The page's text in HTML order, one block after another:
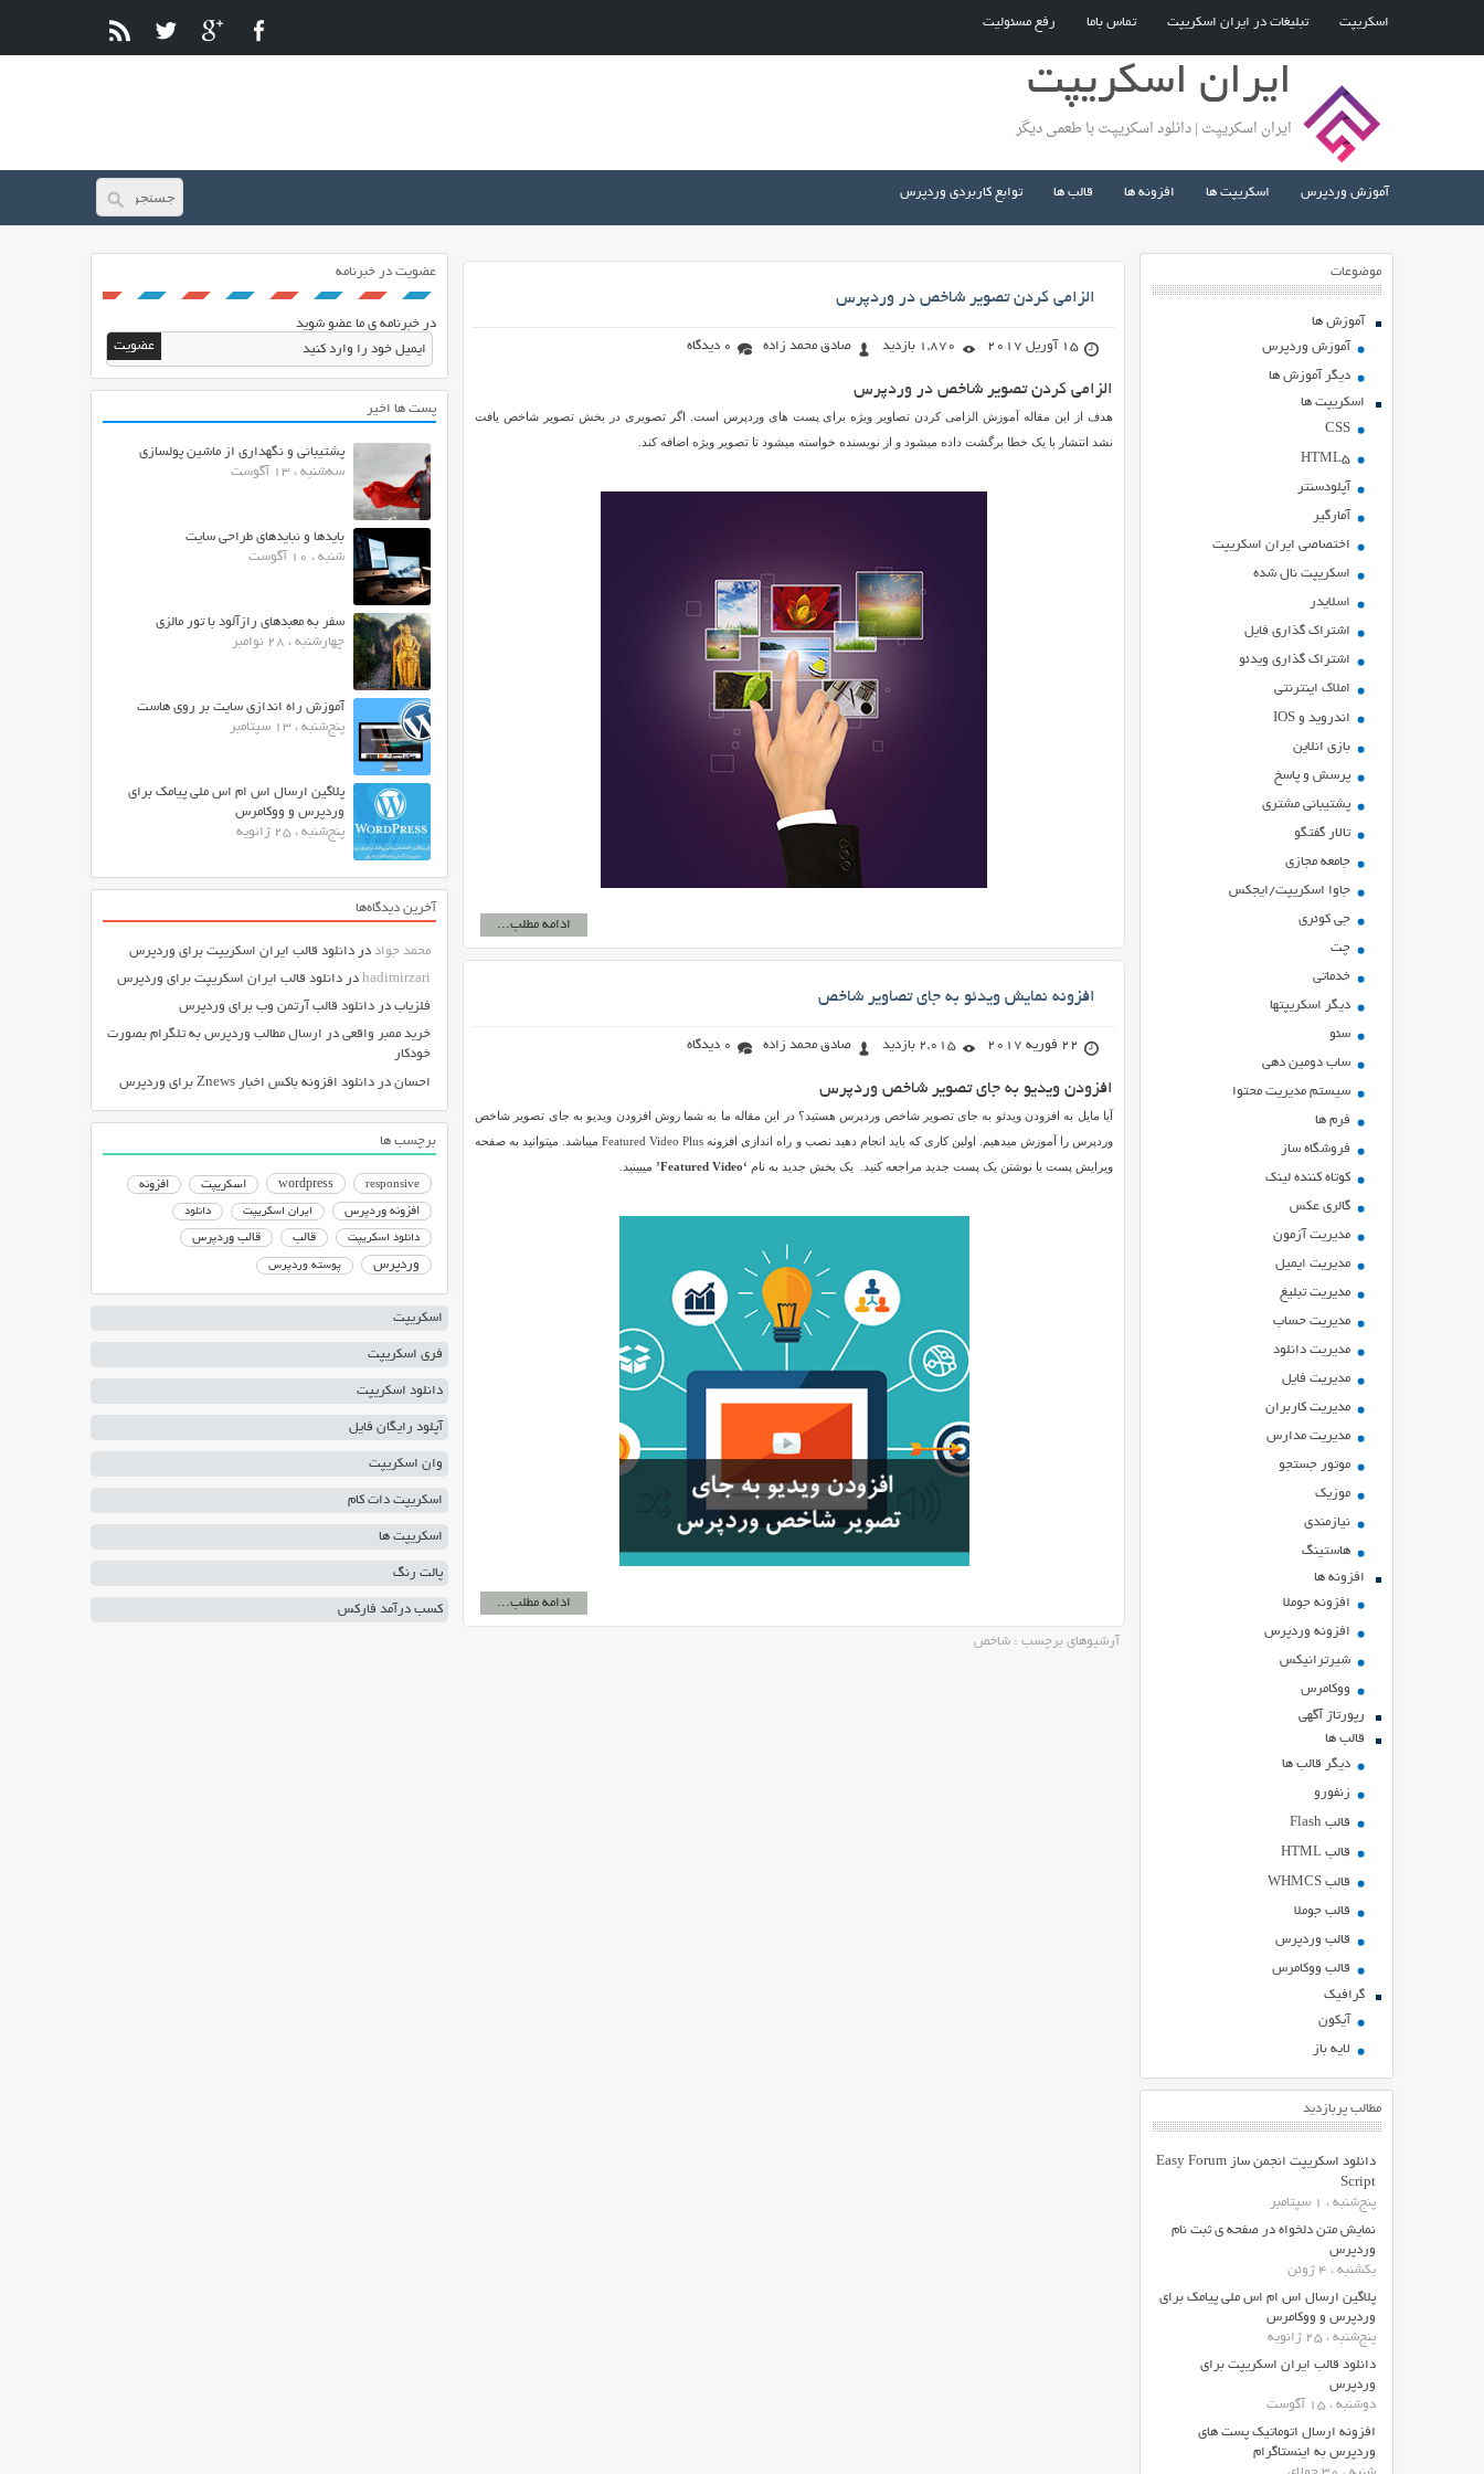
اسکریپت تبلیغات در ایران اسکریپت تماس باما رفع مسئولیت
ایران اسکریپت
ایران اسکریپت | دانلود اسکریپت با طعمی دیگر
آموزش وردپرس اسکریپت ها افزونه ها قالب ها توابع کاربردی وردپرس
موضوعات
آموزش ها
آموزش وردپرس
دیگر آموزش ها
اسکریپت ها
CSS
HTML5
آپلودسنتر
آمارگیر
اختصاصی ایران اسکریپت
اسکریپت نال شده
اسلایدر
اشتراك گذاري فايل
اشتراک گذاری ویدئو
املاک اینترنتی
اندروید و IOS
بازي انلاين
پرسش و پاسخ
پشتیبانی مشتری
تالار گفتگو
جامعه مجازی
جاوا اسکریپت/ایجکس
جی کوئری
چت
خدماتی
ديگر اسكريپتها
سئو
ساب دومین دهی
سیستم مدیریت محتوا
فرم ها
فروشگاه ساز
کوتاه کننده لینک
گالری عکس
مدیریت آزمون
مدیریت ایمیل
مدیریت تبلیغ
مدیریت حساب
مدیریت دانلود
مدیریت فایل
مدیریت کاربران
مدیریت مدارس
موتور جستجو
موزیک
نیازمندی
هاستينگ
افزونه ها
افزونه جوملا
افزونه وردپرس
شیرترانیکس
ووکامرس
رپورتاژ آگهی
قالب ها
دیگر قالب ها
زنفورو
قالب Flash
قالب HTML
قالب WHMCS
قالب جوملا
قالب وردپرس
قالب ووکامرس
گرافیک
آیکون
لایه باز
مطالب پربازدید
دانلود اسکریپت انجمن ساز Easy Forum
Script
پنج‌شنبه ، 1 سپتامبر
نمایش متن دلخواه در صفحه ی ثبت نام
وردپرس
یکشنبه ، 4 ژوئن
پلاگین ارسال اس ام اس ملی پیامک برای
وردپرس و ووکامرس
پنج‌شنبه ، 25 ژانویه
دانلود قالب ایران اسکریپت برای
وردپرس
دوشنبه ، 15 آگوست
افزونه ارسال اتوماتیک پست های
وردپرس به اینستاگرام
الزامی کردن تصویر شاخص در وردپرس
15 آوریل 2017 1,870 بازدید صادق محمد زاده 0 دیدگاه
الزامی کردن تصویر شاخص در وردپرس
هدف از این مقاله آموزش الزامی کردن تصاویر ویژه برای پست های وردپرس است. اگر تصویری در بخش تصویر شاخص یافت
نشد انتشار با یک خطا برگشت داده میشود و از نویسنده خواسته میشود تا تصویر ویژه اضافه کند.
ادامه مطلب...
افزونه نمایش ویدئو به جای تصاویر شاخص
22 فوریه 2017 2,015 بازدید صادق محمد زاده 0 دیدگاه
افزودن ویدیو به جای تصویر شاخص وردپرس
آیا مایل به افزودن ویدئو به جای تصویر شاخص وردپرس هستید؟ در این مقاله ما به شما روش افزودن ویدیو به جای تصویر شاخص
وردپرس را آموزش میدهیم. اولین کاری که باید انجام دهید نصب و راه اندازی افزونه Featured Video Plus میباشد. میتوانید به صفحه
ویرایش پست یا نوشتن یک پست جدید مراجعه کنید. یک بخش جدید به نام ‘Featured Video’ میبینید.
ادامه مطلب...
آرشیوهای برچسب : شاخص
عضویت در خبرنامه
در خبرنامه ی ما عضو شوید
پست ها اخیر
پشتیبانی و نگهداری از ماشین پولسازی
سه‌شنبه ، 13 آگوست
بایدها و نبایدهای طراحی سایت
شنبه ، 10 آگوست
سفر به معبدهای رازآلود با تور مالزی
چهارشنبه ، 28 نوامبر
آموزش راه اندازی سایت بر روی هاست
پنج‌شنبه ، 13 سپتامبر
پلاگین ارسال اس ام اس ملی پیامک برای
وردپرس و ووکامرس
پنج‌شنبه ، 25 ژانویه
آخرین دیدگاه‌ها
محمد جواد در دانلود قالب ایران اسکریپت برای وردپرس
hadimirzari در دانلود قالب ایران اسکریپت برای وردپرس
فلزیاب در دانلود قالب آرتمن وب برای وردپرس
خرید ممبر واقعی در ارسال مطالب وردپرس به تلگرام بصورت
خودکار
احسان در دانلود افزونه باکس اخبار Znews برای وردپرس
برچسب ها
responsive
wordpress اسکریپت
افزونه
افزونه وردپرس
ایران اسکریپت دانلود
دانلود اسکریپت قالب قالب وردپرس
وردپرس پوسته وردپرس
اسکریپت
فری اسکریپت
دانلود اسکریپت
آپلود رایگان فایل
وان اسکریپت
اسکریپت دات کام
اسکریپت ها
پالت رنگ
کسب درآمد فارکس